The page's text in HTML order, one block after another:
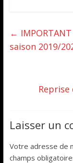
←
saison 2019/
Reprise
Laisser un
Votre adresse de
champs